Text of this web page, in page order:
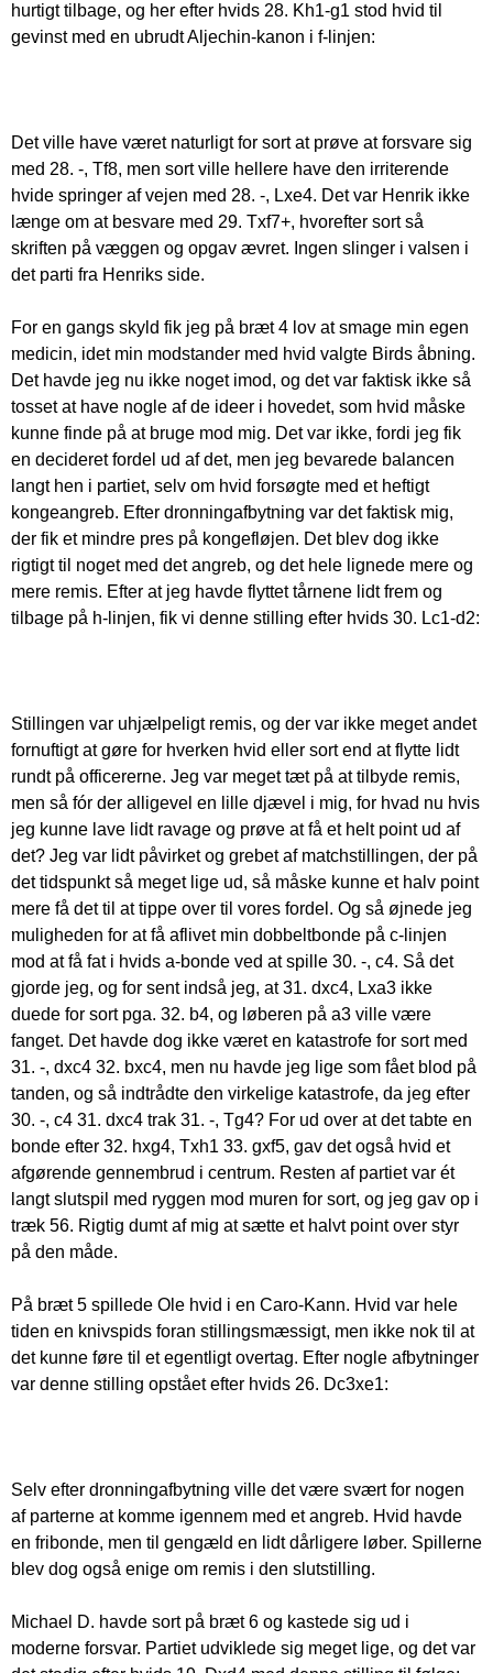
hurtigt tilbage, og her efter hvids 28. Kh1-g1 stod hvid til
gevinst med en ubrudt Aljechin-kanon i f-linjen:
Det ville have været naturligt for sort at prøve at forsvare sig
med 28. -, Tf8, men sort ville hellere have den irriterende
hvide springer af vejen med 28. -, Lxe4. Det var Henrik ikke
længe om at besvare med 29. Txf7+, hvorefter sort så
skriften på væggen og opgav ævret. Ingen slinger i valsen i
det parti fra Henriks side.
For en gangs skyld fik jeg på bræt 4 lov at smage min egen
medicin, idet min modstander med hvid valgte Birds åbning.
Det havde jeg nu ikke noget imod, og det var faktisk ikke så
tosset at have nogle af de ideer i hovedet, som hvid måske
kunne finde på at bruge mod mig. Det var ikke, fordi jeg fik
en decideret fordel ud af det, men jeg bevarede balancen
langt hen i partiet, selv om hvid forsøgte med et heftigt
kongeangreb. Efter dronningafbytning var det faktisk mig,
der fik et mindre pres på kongefløjen. Det blev dog ikke
rigtigt til noget med det angreb, og det hele lignede mere og
mere remis. Efter at jeg havde flyttet tårnene lidt frem og
tilbage på h-linjen, fik vi denne stilling efter hvids 30. Lc1-d2:
Stillingen var uhjælpeligt remis, og der var ikke meget andet
fornuftigt at gøre for hverken hvid eller sort end at flytte lidt
rundt på officererne. Jeg var meget tæt på at tilbyde remis,
men så fór der alligevel en lille djævel i mig, for hvad nu hvis
jeg kunne lave lidt ravage og prøve at få et helt point ud af
det? Jeg var lidt påvirket og grebet af matchstillingen, der på
det tidspunkt så meget lige ud, så måske kunne et halv point
mere få det til at tippe over til vores fordel. Og så øjnede jeg
muligheden for at få aflivet min dobbeltbonde på c-linjen
mod at få fat i hvids a-bonde ved at spille 30. -, c4. Så det
gjorde jeg, og for sent indså jeg, at 31. dxc4, Lxa3 ikke
duede for sort pga. 32. b4, og løberen på a3 ville være
fanget. Det havde dog ikke været en katastrofe for sort med
31. -, dxc4 32. bxc4, men nu havde jeg lige som fået blod på
tanden, og så indtrådte den virkelige katastrofe, da jeg efter
30. -, c4 31. dxc4 trak 31. -, Tg4? For ud over at det tabte en
bonde efter 32. hxg4, Txh1 33. gxf5, gav det også hvid et
afgørende gennembrud i centrum. Resten af partiet var ét
langt slutspil med ryggen mod muren for sort, og jeg gav op i
træk 56. Rigtig dumt af mig at sætte et halvt point over styr
på den måde.
På bræt 5 spillede Ole hvid i en Caro-Kann. Hvid var hele
tiden en knivspids foran stillingsmæssigt, men ikke nok til at
det kunne føre til et egentligt overtag. Efter nogle afbytninger
var denne stilling opstået efter hvids 26. Dc3xe1:
Selv efter dronningafbytning ville det være svært for nogen
af parterne at komme igennem med et angreb. Hvid havde
en fribonde, men til gengæld en lidt dårligere løber. Spillerne
blev dog også enige om remis i den slutstilling.
Michael D. havde sort på bræt 6 og kastede sig ud i
moderne forsvar. Partiet udviklede sig meget lige, og det var